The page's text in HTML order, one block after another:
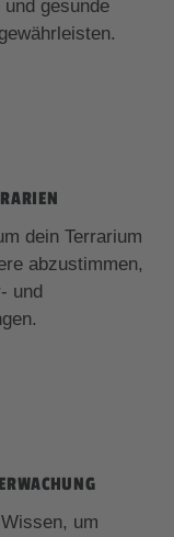
gesunde
dein Terrarium
abzustimmen,
und
um